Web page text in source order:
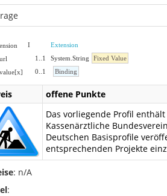
I
Extension
url
1 1 System.String
Fixed Value
value[x]
0 1 Binding
offene Punkte
Das vorliegende Profil
Kassenärztliche
Deutschen Basisprofile
entsprechenden Projekte
: n/A
: